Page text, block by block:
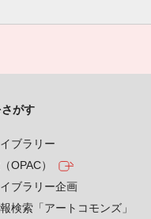
がす
ブラリー
OPAC）
ブラリー企画
検索「アートコモンズ」